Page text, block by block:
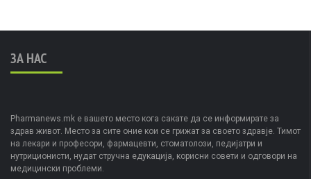
ЗА НАС
Pharmanews.mk е вашето место кога сакате да се информирате за
здрав живот. Место за сите оние кои се грижат за своето здравје. Тимот
на лекари и професори, фармацевти, стоматолози, педијатри и
нутриционисти, нудат стручна едукација, корисни совети и одговори на
медицински проблеми.